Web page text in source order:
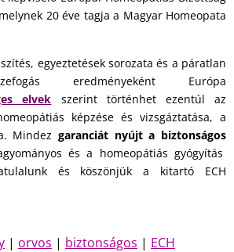
20 éve tagja a Magyar Homeopata
egyeztetések sorozata és a páratlan
eredményeként Európa
elvek szerint történhet ezentúl az
képzése és vizsgáztatása, a
Mindez garanciát nyújt a biztonságos
és a homeopátiás gyógyítás
és köszönjük a kitartó ECH
| orvos | biztonságos | ECH